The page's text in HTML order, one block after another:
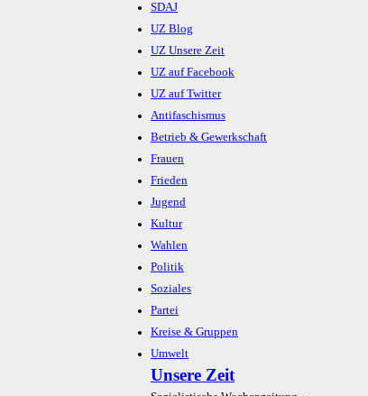
SDAJ
UZ Blog
UZ Unsere Zeit
UZ auf Facebook
UZ auf Twitter
Antifaschismus
Betrieb & Gewerkschaft
Frauen
Frieden
Jugend
Kultur
Wahlen
Politik
Soziales
Partei
Kreise & Gruppen
Umwelt
Unsere Zeit